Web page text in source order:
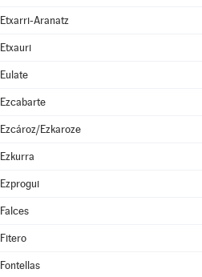
Etxarri-Aranatz
Etxauri
Eulate
Ezcabarte
Ezcároz/Ezkaroze
Ezkurra
Ezprogui
Falces
Fitero
Fontellas